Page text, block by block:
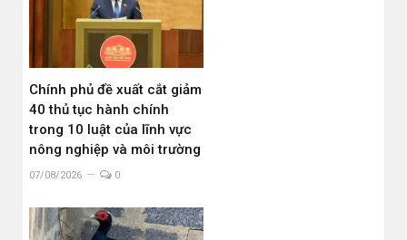
Chính phủ đề xuất cắt giảm
40 thủ tục hành chính
trong 10 luật của lĩnh vực
nông nghiệp và môi trường
07/08/2026 0